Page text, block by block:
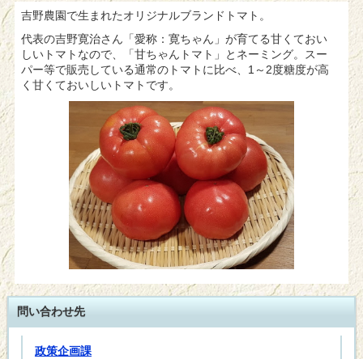
吉野農園で生まれたオリジナルブランドトマト。
代表の吉野寛治さん「愛称：寛ちゃん」が育てる甘くておい
しいトマトなので、「甘ちゃんトマト」とネーミング。スー
パー等で販売している通常のトマトに比べ、1～2度糖度が高
く甘くておいしいトマトです。
問い合わせ先
政策企画課